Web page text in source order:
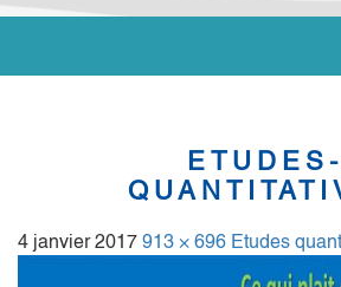
ETUDES-
4 janvier 2017 913 × 696 Etudes